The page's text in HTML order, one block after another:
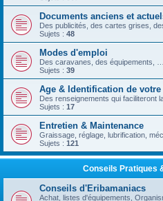
Documents anciens et
Des publicités, des cartes grises,
Sujets : 48
Modes d'emploi
Des caravanes, des équipements, …
Sujets : 39
Age & Identification de
Des renseignements qui faciliteront
Sujets : 17
Entretien & Maintenance
Graissage, réglage, lubrification,
Sujets : 121
Conseils Pratiques
Conseils d'Eribamaniacs
Achat, listes d'équipements,